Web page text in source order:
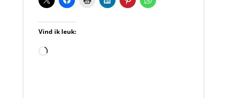
Vind ik leuk:
Aan